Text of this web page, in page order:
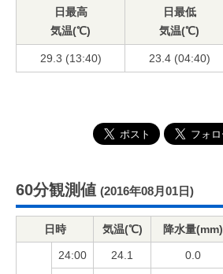
日最高
気温(℃)
日最低
気温(℃)
29.3 (13:40) 23.4 (04:40)
60分観測値 (2016年08月01日)
日時 気温(℃) 降水量(mm)
24:00 24.1 0.0